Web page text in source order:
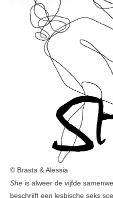
© Brasta & Alessia
She is alweer de vijfde
beschrijft een lesbische seks